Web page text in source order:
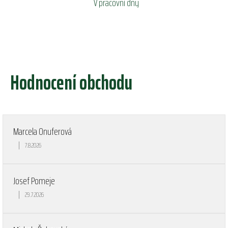
Hodnocení obchodu
Marcela Onuferová
Hodnocení obchodu je 5 z 5 hvězdiček.
| 7.8.2026
Josef Pomeje
Hodnocení obchodu je 5 z 5 hvězdiček.
| 29.7.2026